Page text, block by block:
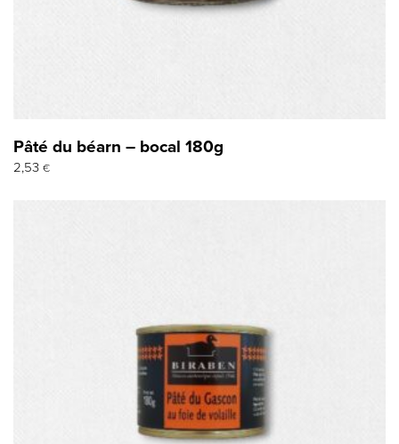
Pâté du béarn – bocal 180g
2,53 €